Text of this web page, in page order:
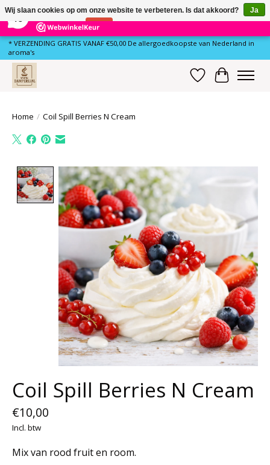
81 Reviews ×
* VERZENDING GRATIS VANAF €50,00 De allergoedkoopste van Nederland in
aroma's
Verlanglijst
Home / Coil Spill Berries N Cream
Product image slideshow Items
Coil Spill Berries N Cream
€10,00
Incl. btw
Mix van rood fruit en room.
Wij slaan cookies op om onze website te verbeteren. Is dat akkoord?
Ja
Nee